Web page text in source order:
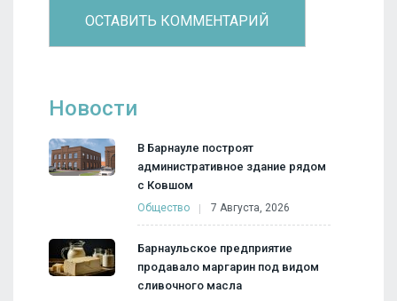
Новости
В Барнауле построят
административное здание рядом
с Ковшом
Общество 7 Августа, 2026
Барнаульское предприятие
продавало маргарин под видом
сливочного масла